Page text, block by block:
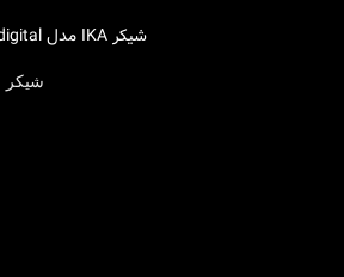
اطلاعات بیشتر
شیکر IKA مدل ROCKER 3D digital
شیکر